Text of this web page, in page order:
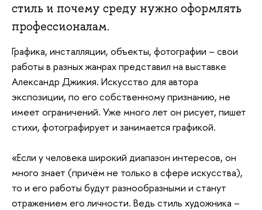
стиль и почему среду нужно оформлять
профессионалам.
Графика, инсталляции, объекты, фотографии – свои
работы в разных жанрах представил на выставке
Александр Джикия. Искусство для автора
экспозиции, по его собственному признанию, не
имеет ограничений. Уже много лет он рисует, пишет
стихи, фотографирует и занимается графикой.
«Если у человека широкий диапазон интересов, он
много знает (причём не только в сфере искусства),
то и его работы будут разнообразными и станут
отражением его личности. Ведь стиль художника –